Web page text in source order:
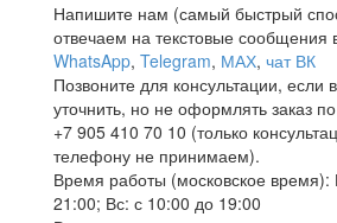
Напишите нам (самый быстрый
отвечаем на текстовые сообщения
WhatsApp, Telegram, МАХ, чат ВК
Позвоните для консультации, если
уточнить, но не оформлять заказ
+7 905 410 70 10 (только
телефону не принимаем).
Время работы (московское
21:00; Вс: с 10:00 до 19:00